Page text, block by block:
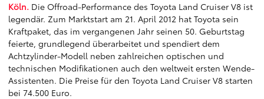
Köln. Die Offroad-Performance des Toyota Land Cruiser V8 ist
legendär. Zum Marktstart am 21. April 2012 hat Toyota sein
Kraftpaket, das im vergangenen Jahr seinen 50. Geburtstag
feierte, grundlegend überarbeitet und spendiert dem
Achtzylinder-Modell neben zahlreichen optischen und
technischen Modifikationen auch den weltweit ersten Wende-
Assistenten. Die Preise für den Toyota Land Cruiser V8 starten
bei 74.500 Euro.